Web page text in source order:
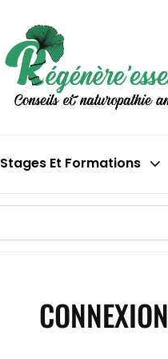
Stages Et Formations
CONNEXION